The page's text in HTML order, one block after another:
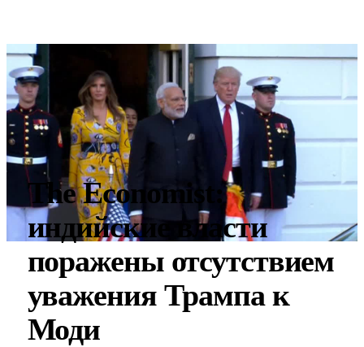
The Economist:
индийские власти
поражены отсутствием
уважения Трампа к
Моди